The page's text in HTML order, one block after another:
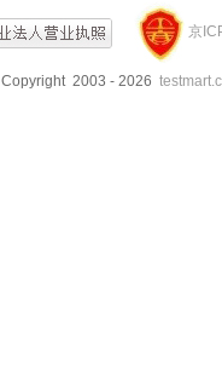
京
Copyright 2003 - 2026